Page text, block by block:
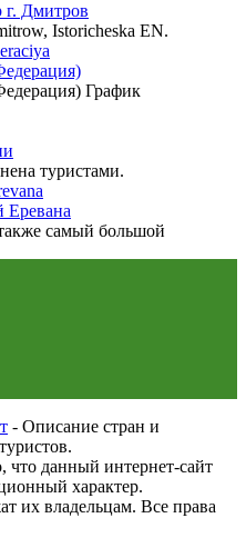
г. Дмитров
Istoricheska EN.
График
туристами.
Еревана
самый большой
- Описание стран и
данный интернет-сайт
характер.
их владельцам. Все права